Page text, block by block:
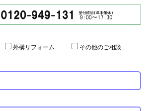
外構リフォーム その他のご相談